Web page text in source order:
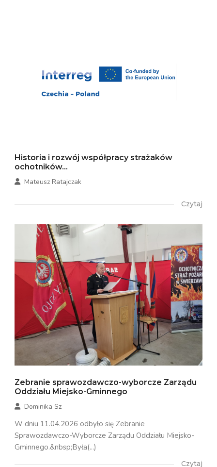
Historia i rozwój współpracy strażaków
ochotników...
Mateusz Ratajczak
Czytaj
Zebranie sprawozdawczo-wyborcze Zarządu
Oddziału Miejsko-Gminnego
Dominika Sz
W dniu 11.04.2026 odbyło się Zebranie
Sprawozdawczo-Wyborcze Zarządu Oddziału Miejsko-
Gminnego.&nbsp;Była(...)
Czytaj